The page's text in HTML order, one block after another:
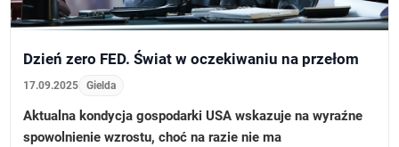
Dzień zero FED. Świat w oczekiwaniu na przełom
17.09.2025 Gielda
Aktualna kondycja gospodarki USA wskazuje na wyraźne
spowolnienie wzrostu, choć na razie nie ma